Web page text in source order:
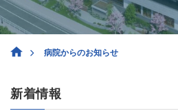
病院からのお知らせ
新着情報